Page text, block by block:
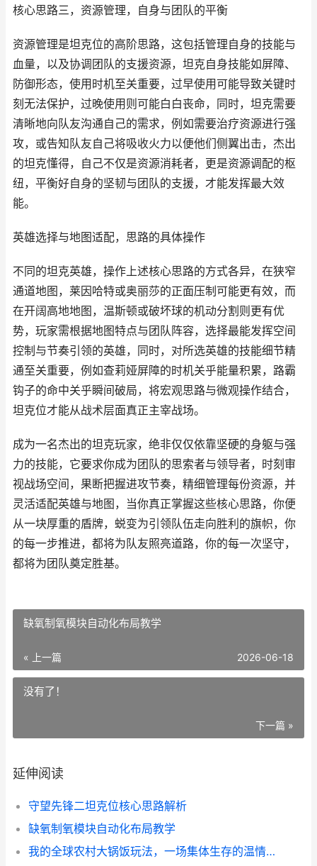
核心思路三，资源管理，自身与团队的平衡
资源管理是坦克位的高阶思路，这包括管理自身的技能与
血量，以及协调团队的支援资源，坦克自身技能如屏障、
防御形态，使用时机至关重要，过早使用可能导致关键时
刻无法保护，过晚使用则可能白白丧命，同时，坦克需要
清晰地向队友沟通自己的需求，例如需要治疗资源进行强
攻，或告知队友自己将吸收火力以便他们侧翼出击，杰出
的坦克懂得，自己不仅是资源消耗者，更是资源调配的枢
纽，平衡好自身的坚韧与团队的支援，才能发挥最大效
能。
英雄选择与地图适配，思路的具体操作
不同的坦克英雄，操作上述核心思路的方式各异，在狭窄
通道地图，莱因哈特或奥丽莎的正面压制可能更有效，而
在开阔高地地图，温斯顿或破坏球的机动分割则更有优
势，玩家需根据地图特点与团队阵容，选择最能发挥空间
控制与节奏引领的英雄，同时，对所选英雄的技能细节精
通至关重要，例如查莉娅屏障的时机关乎能量积累，路霸
钩子的命中关乎瞬间破局，将宏观思路与微观操作结合，
坦克位才能从战术层面真正主宰战场。
成为一名杰出的坦克玩家，绝非仅仅依靠坚硬的身躯与强
力的技能，它要求你成为团队的思索者与领导者，时刻审
视战场空间，果断把握进攻节奏，精细管理每份资源，并
灵活适配英雄与地图，当你真正掌握这些核心思路，你便
从一块厚重的盾牌，蜕变为引领队伍走向胜利的旗帜，你
的每一步推进，都将为队友照亮道路，你的每一次坚守，
都将为团队奠定胜基。
缺氧制氧模块自动化布局教学
« 上一篇 2026-06-18
没有了！
下一篇 »
延伸阅读
守望先锋二坦克位核心思路解析
缺氧制氧模块自动化布局教学
我的全球农村大锅饭玩法，一场集体生存的温情实验